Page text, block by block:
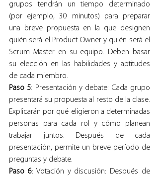
grupos tendrán un tiempo determinado
(por ejemplo, 30 minutos) para preparar
una breve propuesta en la que designen
quién será el Product Owner y quién será el
Scrum Master en su equipo. Deben basar
su elección en las habilidades y aptitudes
de cada miembro.
Paso 5: Presentación y debate: Cada grupo
presentará su propuesta al resto de la clase.
Explicarán por qué eligieron a determinadas
personas para cada rol y cómo planean
trabajar juntos. Después de cada
presentación, permite un breve período de
preguntas y debate.
Paso 6: Votación y discusión: Después de